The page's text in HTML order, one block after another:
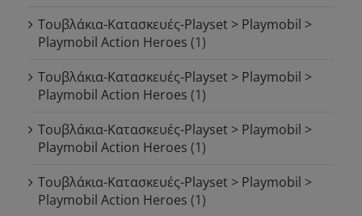
Τουβλάκια-Κατασκευές-Playset > Playmobil >
Playmobil Action Heroes (1)
Τουβλάκια-Κατασκευές-Playset > Playmobil >
Playmobil Action Heroes (1)
Τουβλάκια-Κατασκευές-Playset > Playmobil >
Playmobil Action Heroes (1)
Τουβλάκια-Κατασκευές-Playset > Playmobil >
Playmobil Action Heroes (1)